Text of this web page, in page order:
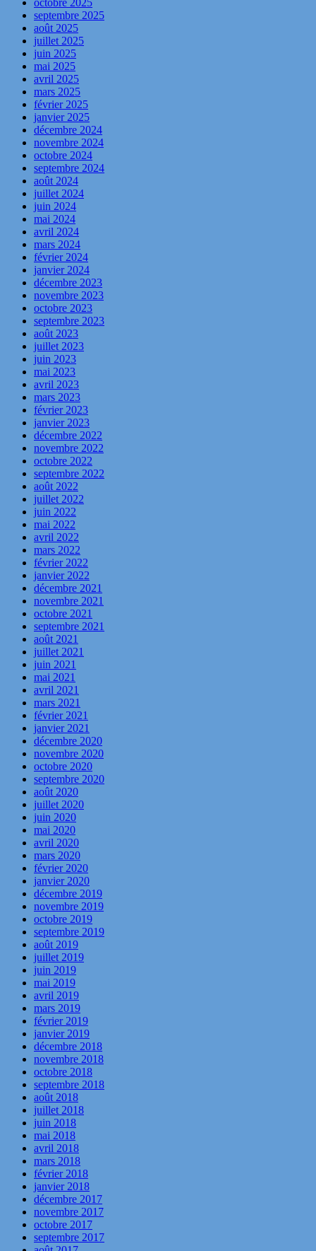
septembre 2025
août 2025
juillet 2025
juin 2025
mai 2025
avril 2025
mars 2025
février 2025
janvier 2025
décembre 2024
novembre 2024
octobre 2024
septembre 2024
août 2024
juillet 2024
juin 2024
mai 2024
avril 2024
mars 2024
février 2024
janvier 2024
décembre 2023
novembre 2023
octobre 2023
septembre 2023
août 2023
juillet 2023
juin 2023
mai 2023
avril 2023
mars 2023
février 2023
janvier 2023
décembre 2022
novembre 2022
octobre 2022
septembre 2022
août 2022
juillet 2022
juin 2022
mai 2022
avril 2022
mars 2022
février 2022
janvier 2022
décembre 2021
novembre 2021
octobre 2021
septembre 2021
août 2021
juillet 2021
juin 2021
mai 2021
avril 2021
mars 2021
février 2021
janvier 2021
décembre 2020
novembre 2020
octobre 2020
septembre 2020
août 2020
juillet 2020
juin 2020
mai 2020
avril 2020
mars 2020
février 2020
janvier 2020
décembre 2019
novembre 2019
octobre 2019
septembre 2019
août 2019
juillet 2019
juin 2019
mai 2019
avril 2019
mars 2019
février 2019
janvier 2019
décembre 2018
novembre 2018
octobre 2018
septembre 2018
août 2018
juillet 2018
juin 2018
mai 2018
avril 2018
mars 2018
février 2018
janvier 2018
décembre 2017
novembre 2017
octobre 2017
septembre 2017